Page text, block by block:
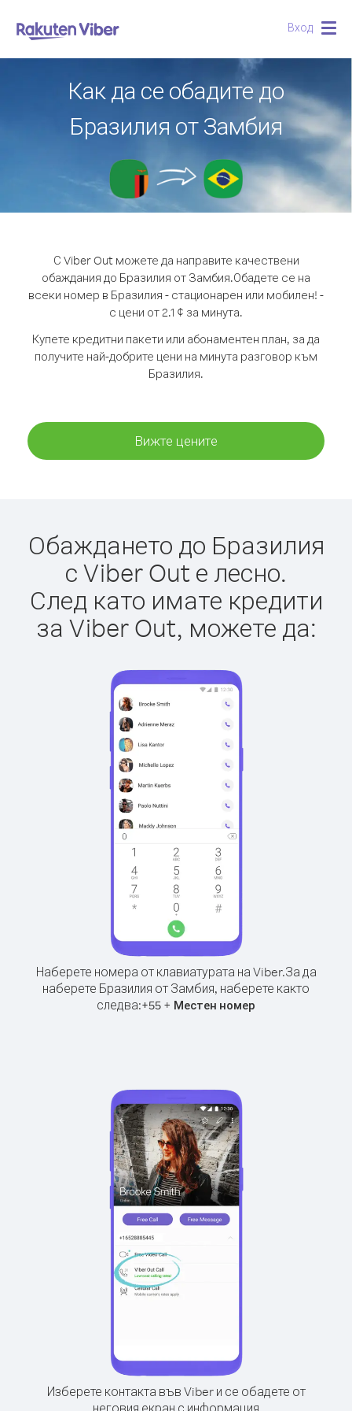
Вход
Как да се обадите до
Бразилия от Замбия
С Viber Out можете да направите качествени
обаждания до Бразилия от Замбия.Обадете се на
всеки номер в Бразилия - стационарен или мобилен! -
с цени от 2.1 ¢ за минута.
Купете кредитни пакети или абонаментен план, за да
получите най-добрите цени на минута разговор към
Бразилия.
Вижте цените
Обаждането до Бразилия
с Viber Out е лесно.
След като имате кредити
за Viber Out, можете да:
Наберете номера от клавиатурата на Viber.За да
наберете Бразилия от Замбия, наберете както
следва:+55 + Местен номер
Изберете контакта във Viber и се обадете от
неговия екран с информация